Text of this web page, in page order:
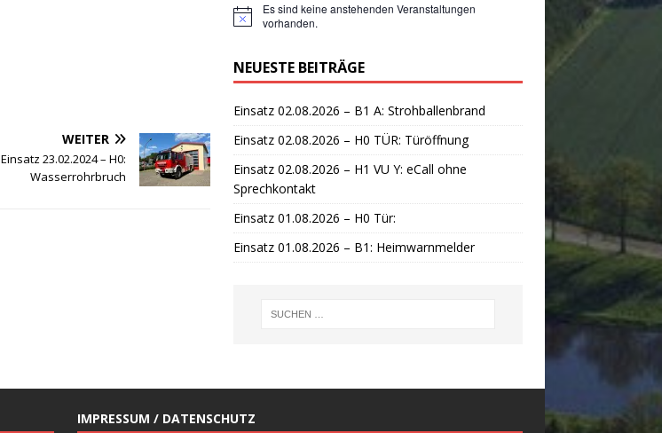
WEITER
Einsatz 23.02.2024 – H0:
Wasserrohrbruch
H
w
e
s
Es sind keine anstehenden Veranstaltungen
vorhanden.
NEUESTE BEITRÄGE
Einsatz 02.08.2026 – B1 A: Strohballenbrand
Einsatz 02.08.2026 – H0 TÜR: Türöffnung
Einsatz 02.08.2026 – H1 VU Y: eCall ohne
Sprechkontakt
Einsatz 01.08.2026 – H0 Tür:
Einsatz 01.08.2026 – B1: Heimwarnmelder
IMPRESSUM / DATENSCHUTZ